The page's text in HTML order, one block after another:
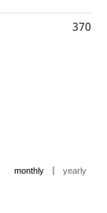
370
monthly | yearly